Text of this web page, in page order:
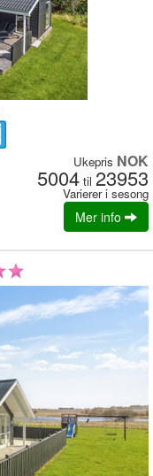
Ukepris NOK
5004 til 23953
Varierer i sesong
Mer info